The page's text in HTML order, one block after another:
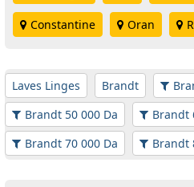
Constantine Oran
Laves Linges Brandt
Brandt 50 000 Da
Brandt
Brandt 70 000 Da
Brandt